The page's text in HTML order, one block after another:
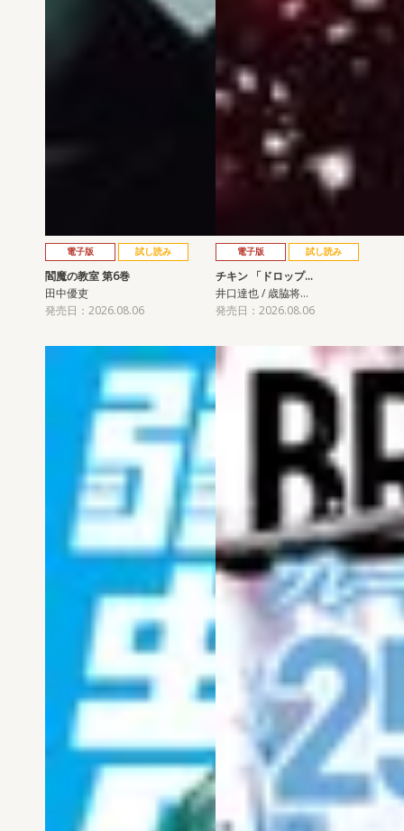
電子版 試し読み
閻魔の教室 第6巻
田中優吏
発売日：2026.08.06
電子版 試し読み
チキン 「ドロップ…
井口達也 / 歳脇将…
発売日：2026.08.06